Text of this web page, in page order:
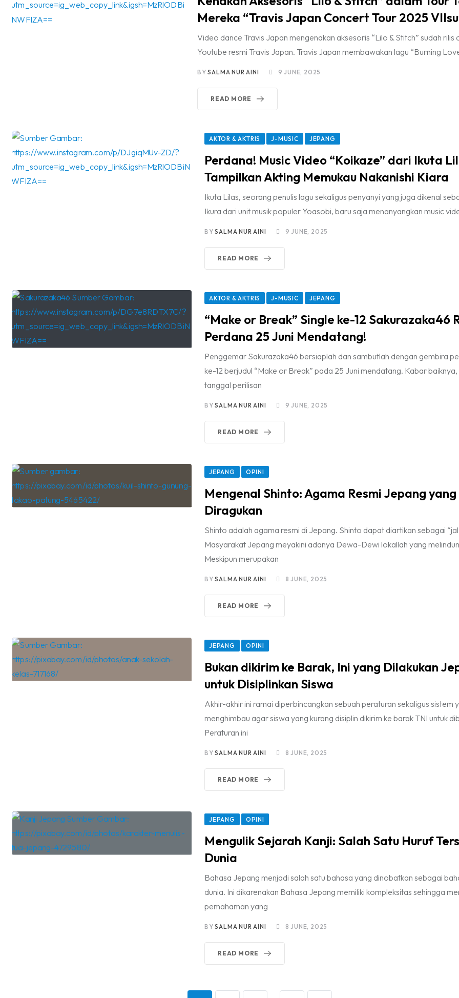
Mereka “Travis Japan Concert Tour 2025
Video dance Travis Japan mengenakan aksesoris “Lilo & Stitch” sudah rilis
Youtube resmi Travis Japan. Travis Japan membawakan lagu “Burning
BYSALMA NUR AINI 9 JUNE, 2025
READ MORE
AKTOR & AKTRIS J-MUSIC JEPANG
Perdana! Music Video “Koikaze” dari Ikuta
Tampilkan Akting Memukau Nakanishi Kiara
Ikuta Lilas, seorang penulis lagu sekaligus penyanyi yang juga dikenal
Ikura dari unit musik populer Yoasobi, baru saja menanyangkan music
BYSALMA NUR AINI 9 JUNE, 2025
READ MORE
AKTOR & AKTRIS J-MUSIC JEPANG
“Make or Break” Single ke-12 Sakurazaka46
Perdana 25 Juni Mendatang!
Penggemar Sakurazaka46 bersiaplah dan sambutlah dengan gembira
ke-12 berjudul “Make or Break” pada 25 Juni mendatang. Kabar
tanggal perilisan
BYSALMA NUR AINI 9 JUNE, 2025
READ MORE
JEPANG OPINI
Mengenal Shinto: Agama Resmi Jepang
Diragukan
Shinto adalah agama resmi di Jepang. Shinto dapat diartikan sebagai
Masyarakat Jepang meyakini adanya Dewa-Dewi lokallah yang
Meskipun merupakan
BYSALMA NUR AINI 8 JUNE, 2025
READ MORE
JEPANG OPINI
Bukan dikirim ke Barak, Ini yang Dilakukan
untuk Disiplinkan Siswa
Akhir-akhir ini ramai diperbincangkan sebuah peraturan sekaligus sistem
menghimbau agar siswa yang kurang disiplin dikirim ke barak TNI untuk
Peraturan ini
BYSALMA NUR AINI 8 JUNE, 2025
READ MORE
JEPANG OPINI
Mengulik Sejarah Kanji: Salah Satu Huruf
Dunia
Bahasa Jepang menjadi salah satu bahasa yang dinobatkan sebagai
dunia. Ini dikarenakan Bahasa Jepang memiliki kompleksitas sehingga
pemahaman yang
BYSALMA NUR AINI 8 JUNE, 2025
READ MORE